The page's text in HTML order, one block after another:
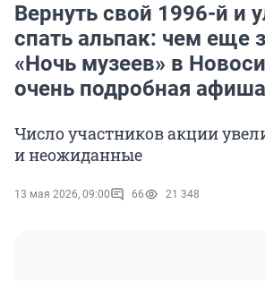
Вернуть свой 1996-й и
спать альпак: чем еще
«Ночь музеев» в
очень подробная афиша
Число участников акции
и неожиданные
13 мая 2026, 09:00 66 21 348